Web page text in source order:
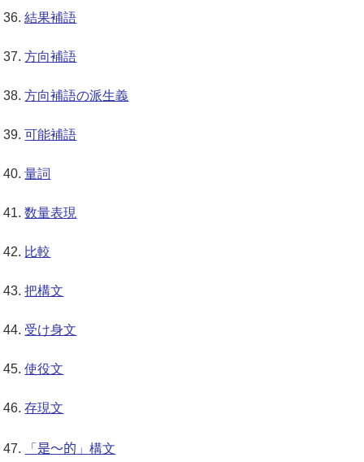
結果補語
方向補語
方向補語の派生義
可能補語
量詞
数量表現
比較
把構文
受け身文
使役文
存現文
「 是～的 」構文